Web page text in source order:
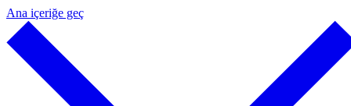
Ana içeriğe geç